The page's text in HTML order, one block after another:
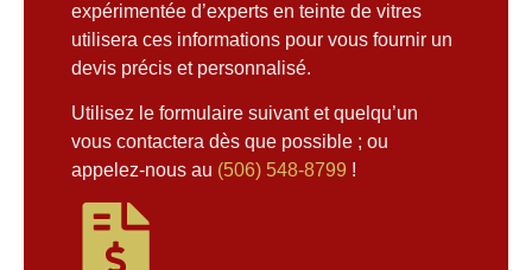
expérimentée d’experts en teinte de vitres
utilisera ces informations pour vous fournir un
devis précis et personnalisé.
Utilisez le formulaire suivant et quelqu’un
vous contactera dès que possible ; ou
appelez-nous au (506) 548-8799 !